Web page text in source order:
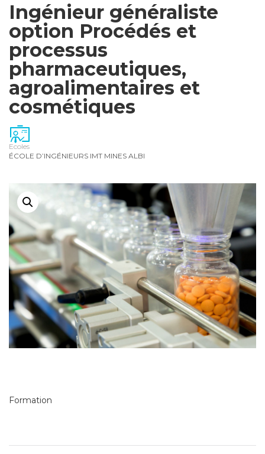
Ingénieur généraliste
option Procédés et
processus
pharmaceutiques,
agroalimentaires et
cosmétiques
Ecoles
ÉCOLE D’INGÉNIEURS IMT MINES ALBI
Formation